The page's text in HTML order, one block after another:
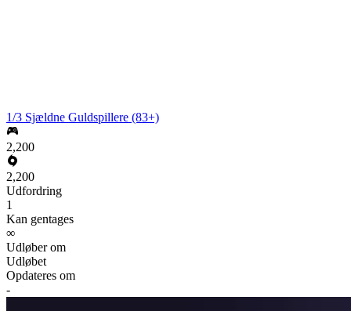
1/3 Sjældne Guldspillere (83+)
2,200
2,200
Udfordring
1
Kan gentages
∞
Udløber om
Udløbet
Opdateres om
-